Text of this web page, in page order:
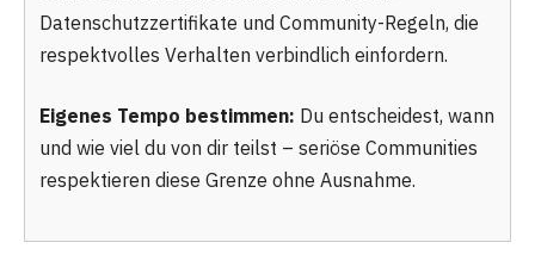
Datenschutzzertifikate und Community-Regeln, die
respektvolles Verhalten verbindlich einfordern.
Eigenes Tempo bestimmen: Du entscheidest, wann
und wie viel du von dir teilst – seriöse Communities
respektieren diese Grenze ohne Ausnahme.